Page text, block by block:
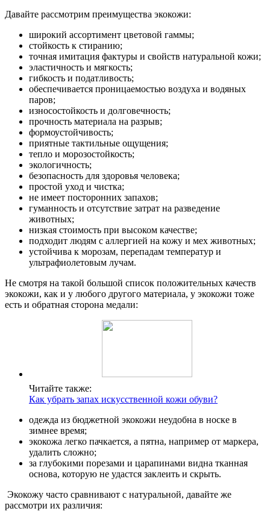
Давайте рассмотрим преимущества экокожи:
широкий ассортимент цветовой гаммы;
стойкость к стиранию;
точная имитация фактуры и свойств натуральной кожи;
эластичность и мягкость;
гибкость и податливость;
обеспечивается проницаемостью воздуха и водяных
паров;
износостойкость и долговечность;
прочность материала на разрыв;
формоустойчивость;
приятные тактильные ощущения;
тепло и морозостойкость;
экологичность;
безопасность для здоровья человека;
простой уход и чистка;
не имеет посторонних запахов;
гуманность и отсутствие затрат на разведение
животных;
низкая стоимость при высоком качестве;
подходит людям с аллергией на кожу и мех животных;
устойчива к морозам, перепадам температур и
ультрафиолетовым лучам.
Не смотря на такой большой список положительных качеств
экокожи, как и у любого другого материала, у экокожи тоже
есть и обратная сторона медали:
Читайте также:
Как убрать запах искусственной кожи обуви?
одежда из бюджетной экокожи неудобна в носке в
зимнее время;
экокожа легко пачкается, а пятна, например от маркера,
удалить сложно;
за глубокими порезами и царапинами видна тканная
основа, которую не удастся заклеить и скрыть.
Экокожу часто сравнивают с натуральной, давайте же
рассмотри их различия: